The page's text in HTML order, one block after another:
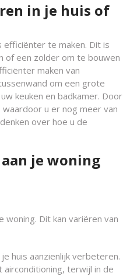
in je huis of
efficiënter te maken. Dit is
of een zolder om te bouwen
maken van
om een grote
keuken en badkamer. Door
u er nog meer van
over hoe u de
je woning
Dit kan variëren van
huis aanzienlijk verbeteren.
terwijl in de